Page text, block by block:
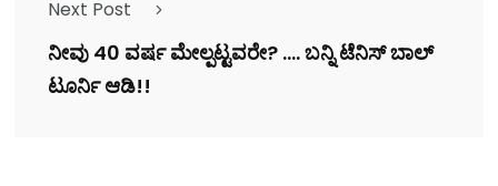
Next Post
ನೀವು 40 ವರ್ಷ ಮೇಲ್ಪಟ್ಟವರೇ? .... ಬನ್ನಿ ಟೆನಿಸ್ ಬಾಲ್
ಟೂರ್ನಿ ಆಡಿ!!